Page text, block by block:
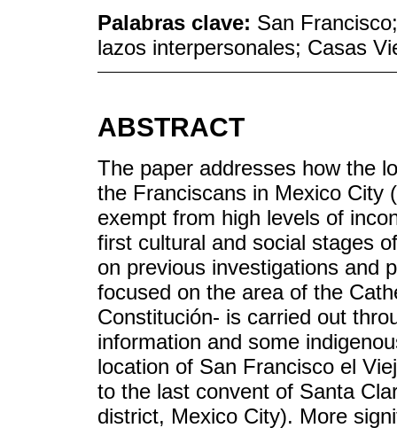
Palabras clave: San
lazos interpersonales; Casas
ABSTRACT
The paper addresses how the
the Franciscans in Mexico City
exempt from high levels of
first cultural and social stages
on previous investigations and
focused on the area of the
Constitución- is carried out
information and some
location of San Francisco el
to the last convent of Santa
district, Mexico City). More